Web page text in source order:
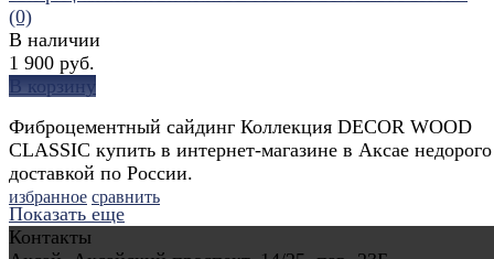
избранное сравнить
(0)
В наличии
1 900 руб.
В корзину
Фиброцементный сайдинг Коллекция DECOR WOOD
CLASSIC купить в интернет-магазине в Аксае
доставкой по России.
Показать еще
Контакты